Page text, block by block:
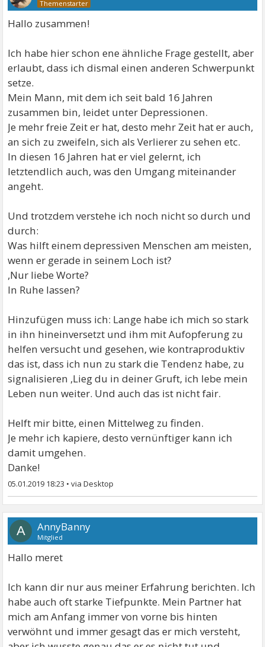
Hallo zusammen!
Ich habe hier schon ene ähnliche Frage gestellt, aber
erlaubt, dass ich dismal einen anderen Schwerpunkt
setze.
Mein Mann, mit dem ich seit bald 16 Jahren
zusammen bin, leidet unter Depressionen.
Je mehr freie Zeit er hat, desto mehr Zeit hat er auch,
an sich zu zweifeln, sich als Verlierer zu sehen etc.
In diesen 16 Jahren hat er viel gelernt, ich
letztendlich auch, was den Umgang miteinander
angeht.
Und trotzdem verstehe ich noch nicht so durch und
durch:
Was hilft einem depressiven Menschen am meisten,
wenn er gerade in seinem Loch ist?
,Nur liebe Worte?
In Ruhe lassen?
Hinzufügen muss ich: Lange habe ich mich so stark
in ihn hineinversetzt und ihm mit Aufopferung zu
helfen versucht und gesehen, wie kontraproduktiv
das ist, dass ich nun zu stark die Tendenz habe, zu
signalisieren ,Lieg du in deiner Gruft, ich lebe mein
Leben nun weiter. Und auch das ist nicht fair.
Helft mir bitte, einen Mittelweg zu finden.
Je mehr ich kapiere, desto vernünftiger kann ich
damit umgehen.
Danke!
05.01.2019 18:23 •
A AnnyBanny
Mitglied
Hallo meret
Ich kann dir nur aus meiner Erfahrung berichten. Ich
habe auch oft starke Tiefpunkte. Mein Partner hat
mich am Anfang immer von vorne bis hinten
verwöhnt und immer gesagt das er mich versteht,